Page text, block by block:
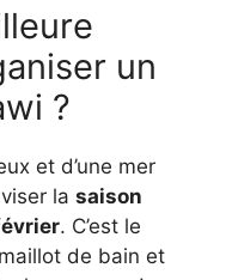
un
?
et d’une mer
la saison
. C’est le
de bain et